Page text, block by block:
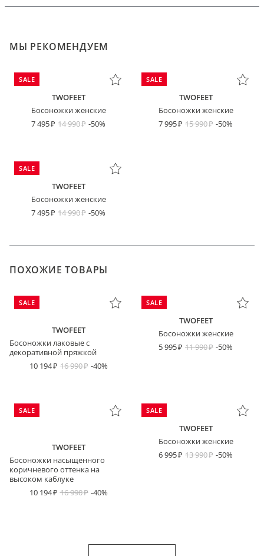
МЫ РЕКОМЕНДУЕМ
SALE
TWOFEET
Босоножки женские
7 495
14 990 -50%
SALE
TWOFEET
Босоножки женские
7 995
15 990 -50%
SALE
TWOFEET
Босоножки женские
7 495
14 990 -50%
ПОХОЖИЕ ТОВАРЫ
SALE
TWOFEET
Босоножки лаковые с
декоративной пряжкой
10 194
16 990 -40%
SALE
TWOFEET
Босоножки женские
5 995
11 990 -50%
SALE
TWOFEET
Босоножки насыщенного
коричневого оттенка на
высоком каблуке
10 194
16 990 -40%
SALE
TWOFEET
Босоножки женские
6 995
13 990 -50%